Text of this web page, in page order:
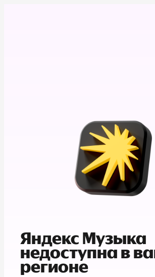
Яндекс Музыка
недоступна в
регионе